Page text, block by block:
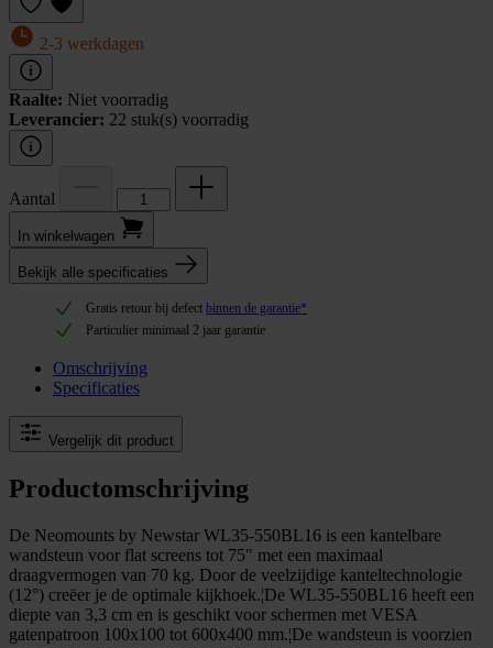
2-3 werkdagen
Raalte: Niet voorradig
Leverancier: 22 stuk(s) voorradig
Aantal
In winkel­wagen
Bekijk alle specificaties
Gratis retour bij defect binnen de garantie*
Particulier minimaal 2 jaar garantie
Omschrijving
Specificaties
Vergelijk dit product
Productomschrijving
De Neomounts by Newstar WL35-550BL16 is een kantelbare
wandsteun voor flat screens tot 75" met een maximaal
draagvermogen van 70 kg. Door de veelzijdige kanteltechnologie
(12°) creëer je de optimale kijkhoek.¦De WL35-550BL16 heeft een
diepte van 3,3 cm en is geschikt voor schermen met VESA
gatenpatroon 100x100 tot 600x400 mm.¦De wandsteun is voorzien